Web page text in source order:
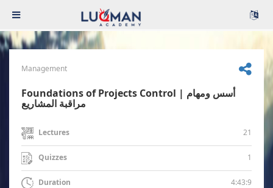
Management
Foundations of Projects Control | أسس ومهام
مراقبة المشاريع
Lectures 21
Quizzes 1
Duration 4:43:9